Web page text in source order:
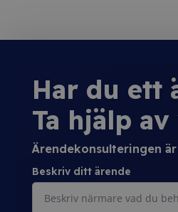
Har du ett
Ta hjälp
Ärendekonsulteringen
Beskriv ditt ärende